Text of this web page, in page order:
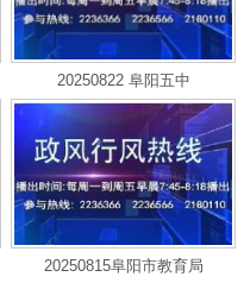
20250822 阜阳五中
20250815阜阳市教育局